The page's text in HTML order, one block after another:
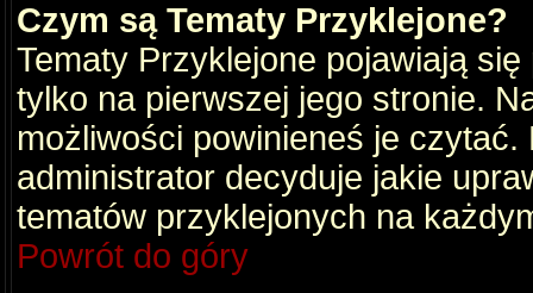
Czym są Tematy Przyklejone?
Tematy Przyklejone pojawiają
tylko na pierwszej jego stronie.
możliwości powinieneś je czytać.
administrator decyduje jakie
tematów przyklejonych na
Powrót do góry